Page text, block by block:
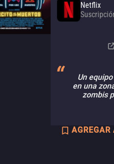
Netflix
Netflix
Un
en una
zombis